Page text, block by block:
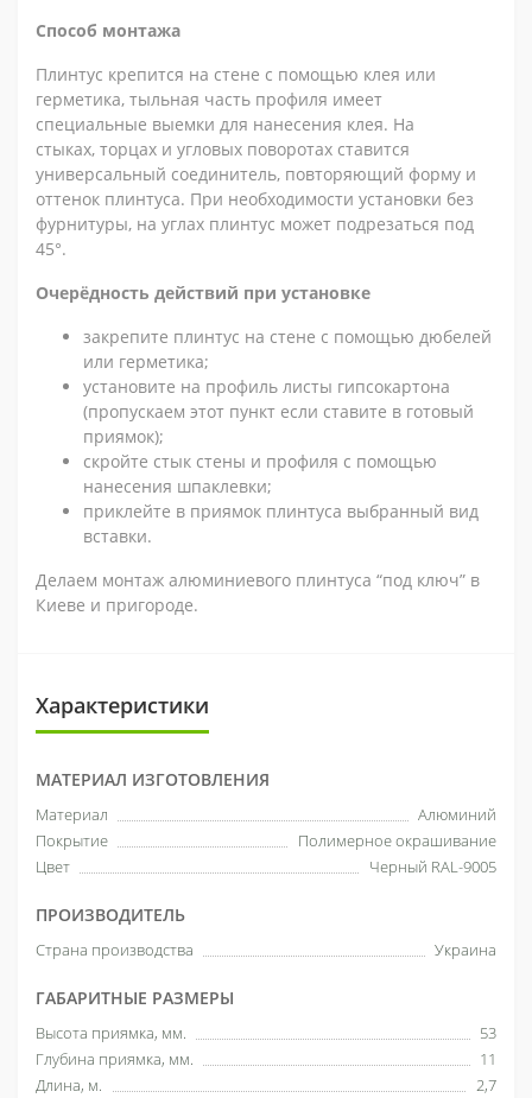
Способ монтажа
Плинтус крепится на стене с помощью клея или
герметика, тыльная часть профиля имеет
специальные выемки для нанесения клея. На
стыках, торцах и угловых поворотах ставится
универсальный соединитель, повторяющий форму и
оттенок плинтуса. При необходимости установки без
фурнитуры, на углах плинтус может подрезаться под
45°.
Очерёдность действий при установке
закрепите плинтус на стене с помощью дюбелей
или герметика;
установите на профиль листы гипсокартона
(пропускаем этот пункт если ставите в готовый
приямок);
скройте стык стены и профиля с помощью
нанесения шпаклевки;
приклейте в приямок плинтуса выбранный вид
вставки.
Делаем монтаж алюминиевого плинтуса “под ключ” в
Киеве и пригороде.
Характеристики
МАТЕРИАЛ ИЗГОТОВЛЕНИЯ
Материал
Алюминий
Покрытие
Полимерное окрашивание
Цвет
Черный RAL-9005
ПРОИЗВОДИТЕЛЬ
Страна производства Украина
ГАБАРИТНЫЕ РАЗМЕРЫ
Высота приямка, мм.
53
Глубина приямка, мм.
11
Длина, м.
2,7